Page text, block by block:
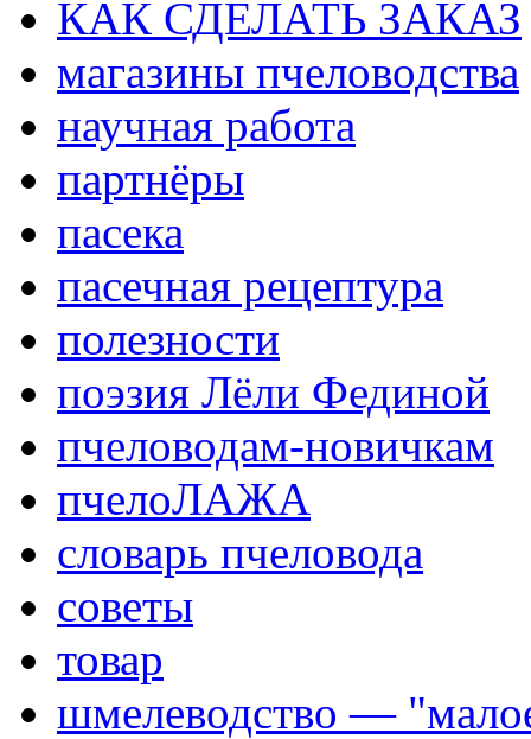
КАК СДЕЛАТЬ ЗАКАЗ
магазины пчеловодства
научная работа
партнёры
пасека
пасечная рецептура
полезности
поэзия Лёли Фединой
пчеловодам-новичкам
пчелоЛАЖА
словарь пчеловода
советы
товар
шмелеводство —